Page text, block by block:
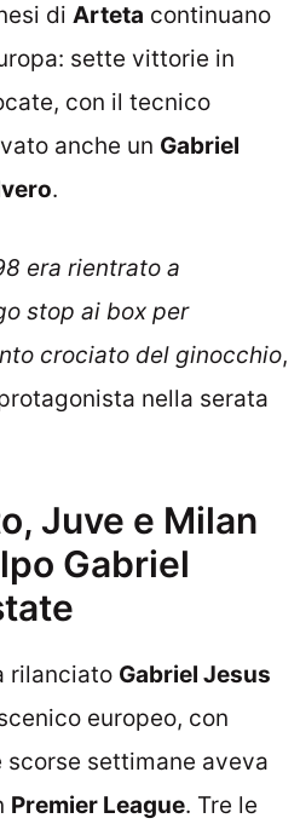
di Arteta continuano
sette vittorie in
con il tecnico
anche un Gabriel
.
era rientrato a
stop ai box per
crociato del ginocchio,
nella serata
Juve e Milan
Gabriel
rilanciato Gabriel Jesus
europeo, con
scorse settimane aveva
Premier League. Tre le